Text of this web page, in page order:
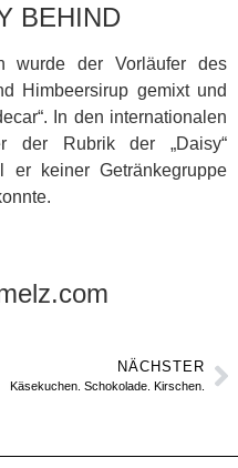
BEHIND
wurde der Vorläufer des
Himbeersirup gemixt und
In den internationalen
der Rubrik der „Daisy“
er keiner Getränkegruppe
NÄCHSTER
Käsekuchen. Schokolade. Kirschen.
╱
SPANIEN